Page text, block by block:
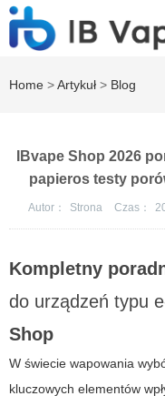
Home >Artykuł > Blog
IBvape Shop 2026
papieros testy
Autor： Strona Czas：
Kompletny
do urządzeń typu
Shop
W świecie wapowania
kluczowych elementów